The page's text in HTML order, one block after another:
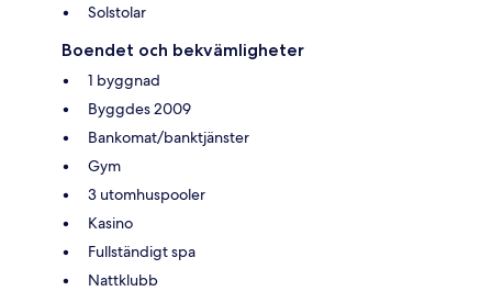
Solstolar
Boendet och bekvämligheter
1 byggnad
Byggdes 2009
Bankomat/banktjänster
Gym
3 utomhuspooler
Kasino
Fullständigt spa
Nattklubb